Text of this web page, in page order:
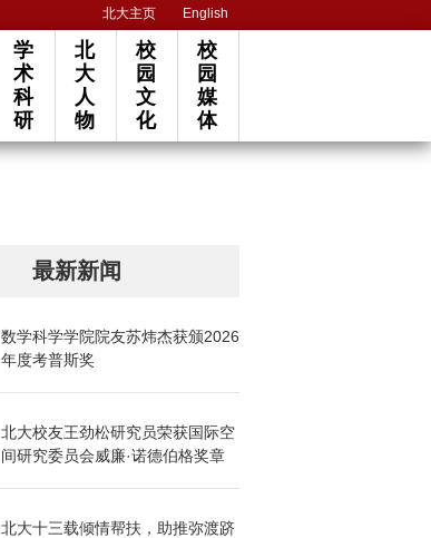
北大主页 English
学
术
科
研
北
大
人
物
校
园
文
化
校
园
媒
体
最新新闻
数学科学学院院友苏炜杰获颁2026
年度考普斯奖
北大校友王劲松研究员荣获国际空
间研究委员会威廉·诺德伯格奖章
北大十三载倾情帮扶，助推弥渡跻